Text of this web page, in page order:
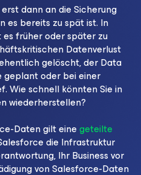
dann an die Sicherung
es bereits zu spät ist. In
früher oder später zu
Datenverlust
gelöscht, der Data
geplant oder bei einer
Wie schnell könnten Sie in
wiederherstellen?
Daten gilt einegeteilte
die Infrastruktur
Ihr Business vor
von Salesforce-Daten